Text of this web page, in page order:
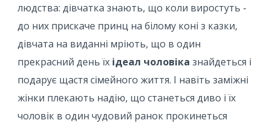
людства: дівчатка знають, що коли виростуть -
до них прискаче принц на білому коні з казки,
дівчата на виданні мріють, що в один
прекрасний день їх ідеал чоловіка знайдеться і
подарує щастя сімейного життя. І навіть заміжні
жінки плекають надію, що станеться диво і їх
чоловік в один чудовий ранок прокинеться